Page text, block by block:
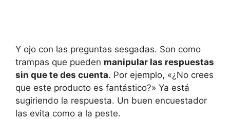
Y ojo con las preguntas sesgadas. Son como
trampas que pueden manipular las respuestas
sin que te des cuenta. Por ejemplo, «¿No crees
que este producto es fantástico?» Ya está
sugiriendo la respuesta. Un buen encuestador
las evita como a la peste.